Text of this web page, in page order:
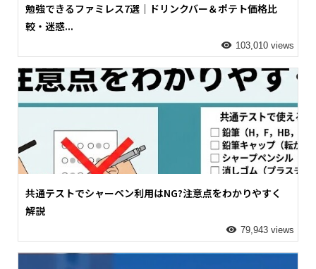
勉強できるファミレス7選｜ドリンクバー＆ポテト価格比
較・迷惑...
103,010 views
共通テストでシャーペン利用はNG?注意点をわかりやすく
解説
79,943 views